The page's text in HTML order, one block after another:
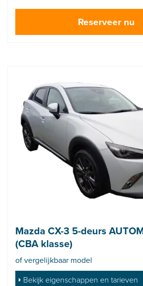
Reserveer nu
Mazda CX-3 5-deurs
(CBA klasse)
of vergelijkbaar model
Bekijk eigenschappen en tarieven